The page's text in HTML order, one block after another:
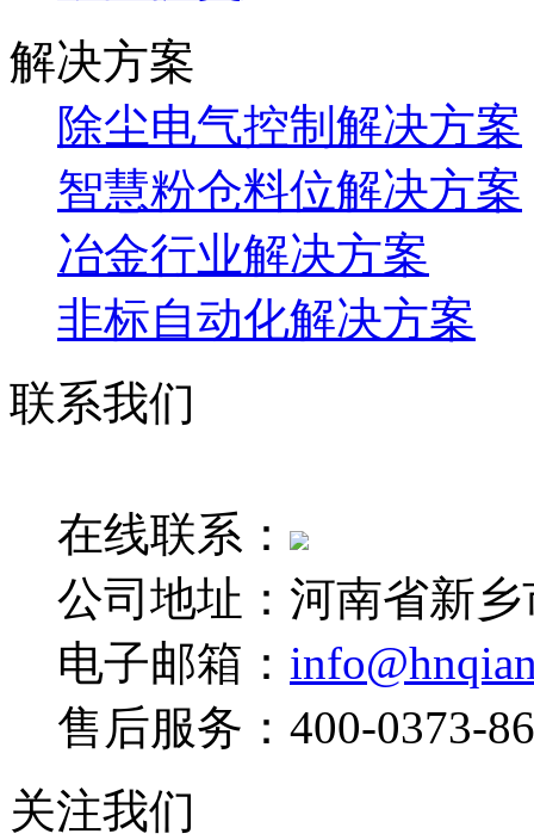
解决方案
除尘电气控制解决方案
智慧粉仓料位解决方案
冶金行业解决方案
非标自动化解决方案
联系我们
在线联系：
公司地址：河南省新
电子邮箱：
售后服务：400-0373-
关注我们